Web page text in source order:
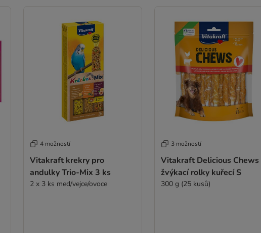
4 možností
Vitakraft krekry pro
andulky Trio-Mix 3 ks
2 x 3 ks med/vejce/ovoce
3 možností
Vitakraft Delicious Chews
žvýkací rolky kuřecí S
300 g (25 kusů)